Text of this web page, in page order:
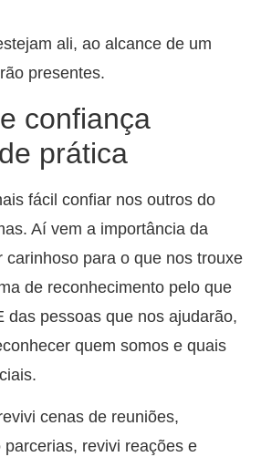
ali, ao alcance de um
presentes.
confiança
prática
fácil confiar nos outros do
Aí vem a importância da
carinhoso para o que nos trouxe
de reconhecimento pelo que
das pessoas que nos ajudarão,
quem somos e quais
cenas de reuniões,
revivi reações e